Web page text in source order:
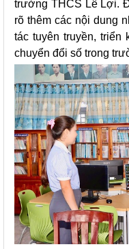
trường THCS Lê Lợi.
rõ thêm các nội dung
tác tuyên truyền, triển
chuyển đổi số trong